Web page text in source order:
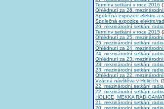
Termíny setkání v roce 2016
Ohlédnutí za 26.
Společná expozice elektro a
Společná expozice elektro/
26. mezinárodní setkání
Termíny setkání v roce 2015
Ohlédnutí za 25.
25. mezinárodní setkání
Ohlédnutí za 24.
24. mezinárodní setkání
Ohlédnutí za 23.
23. mezinárodní setkání
23. mezinárodní setkání
Ohlédnutí za 22.
Vzácná návštěva v Holicích.
22. mezinárodní setkání
22. mezinárodní setkání
HOLICE, MEKKA
21. mezinárodní setkání
20. mezinárodní setkání